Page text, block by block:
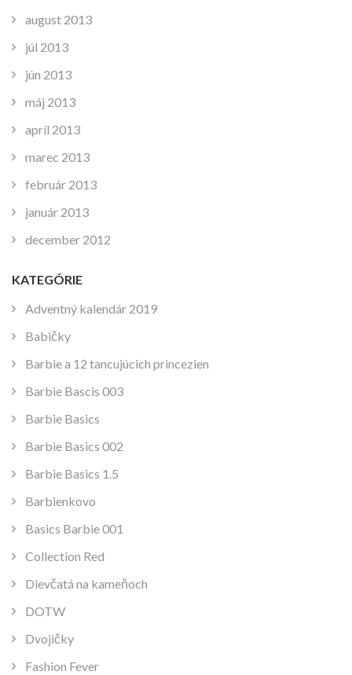
august 2013
júl 2013
jún 2013
máj 2013
apríl 2013
marec 2013
február 2013
január 2013
december 2012
KATEGÓRIE
Adventný kalendár 2019
Babičky
Barbie a 12 tancujúcich princezien
Barbie Bascis 003
Barbie Basics
Barbie Basics 002
Barbie Basics 1.5
Barbienkovo
Basics Barbie 001
Collection Red
Dievčatá na kameňoch
DOTW
Dvojičky
Fashion Fever